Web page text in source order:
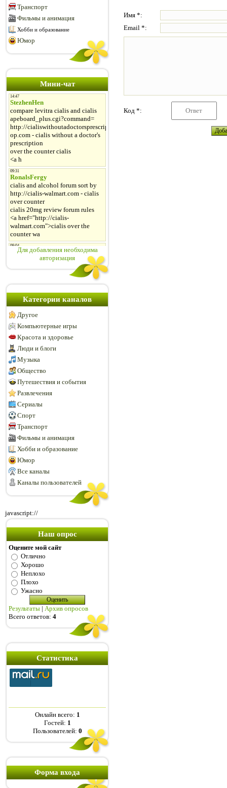
Транспорт
Фильмы и анимация
Хобби и образование
Юмор
Мини-чат
Для добавления необходима
авторизация
Категории каналов
Другое
Компьютерные игры
Красота и здоровье
Люди и блоги
Музыка
Общество
Путешествия и события
Развлечения
Сериалы
Спорт
Транспорт
Фильмы и анимация
Хобби и образование
Юмор
Все каналы
Каналы пользователей
javascript://
Наш опрос
Оцените мой сайт
Отлично
Хорошо
Неплохо
Плохо
Ужасно
Результаты | Архив опросов
Всего ответов: 4
Статистика
Онлайн всего: 1
Гостей: 1
Пользователей: 0
Форма входа
Имя *:
Email *:
Код *: